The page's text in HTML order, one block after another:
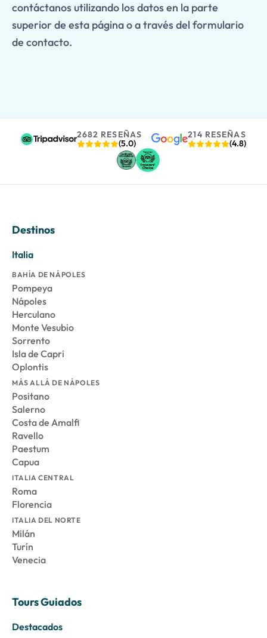
contáctanos utilizando los datos en la parte
superior de esta página o a través del formulario
de contacto.
2682 RESEÑAS
(5.0)
214 RESEÑAS
(4.8)
Destinos
Italia
BAHÍA DE NÁPOLES
Pompeya
Nápoles
Herculano
Monte Vesubio
Sorrento
Isla de Capri
Oplontis
MÁS ALLÁ DE NÁPOLES
Positano
Salerno
Costa de Amalfi
Ravello
Paestum
Capua
ITALIA CENTRAL
Roma
Florencia
ITALIA DEL NORTE
Milán
Turín
Venecia
Tours Guiados
Destacados